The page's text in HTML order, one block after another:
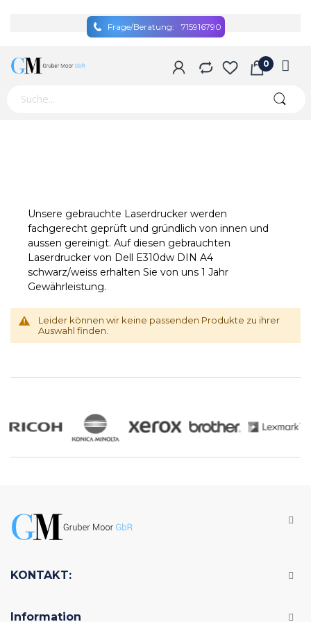
Frage/Beratung: 715916790
Unsere gebrauchte Laserdrucker werden
fachgerecht geprüft und gründlich von innen und
aussen gereinigt. Auf diesen gebrauchten
Laserdrucker von Dell E310dw DIN A4
schwarz/weiss erhalten Sie von uns 1 Jahr
Gewährleistung.
Leider können wir keine passenden Produkte zu ihrer
Auswahl finden.
KONTAKT:
Information